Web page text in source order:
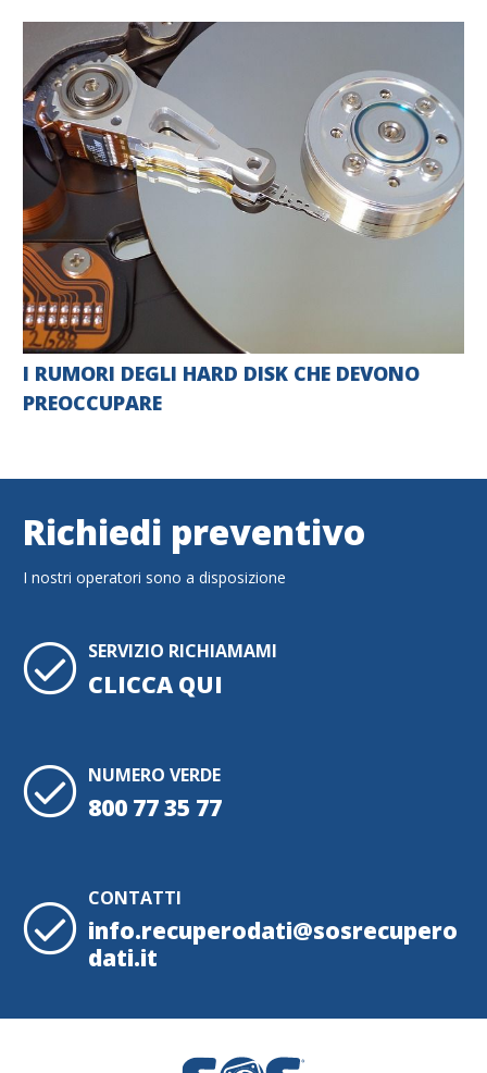
I RUMORI DEGLI HARD DISK CHE DEVONO
PREOCCUPARE
Richiedi preventivo
I nostri operatori sono a disposizione
SERVIZIO RICHIAMAMI
CLICCA QUI
NUMERO VERDE
800 77 35 77
CONTATTI
info.recuperodati@sosrecupero
dati.it